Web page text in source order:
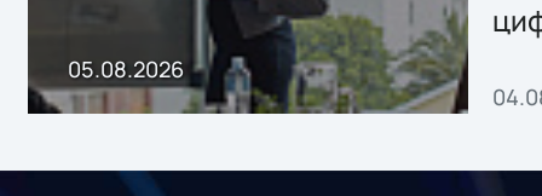
05.08.2026